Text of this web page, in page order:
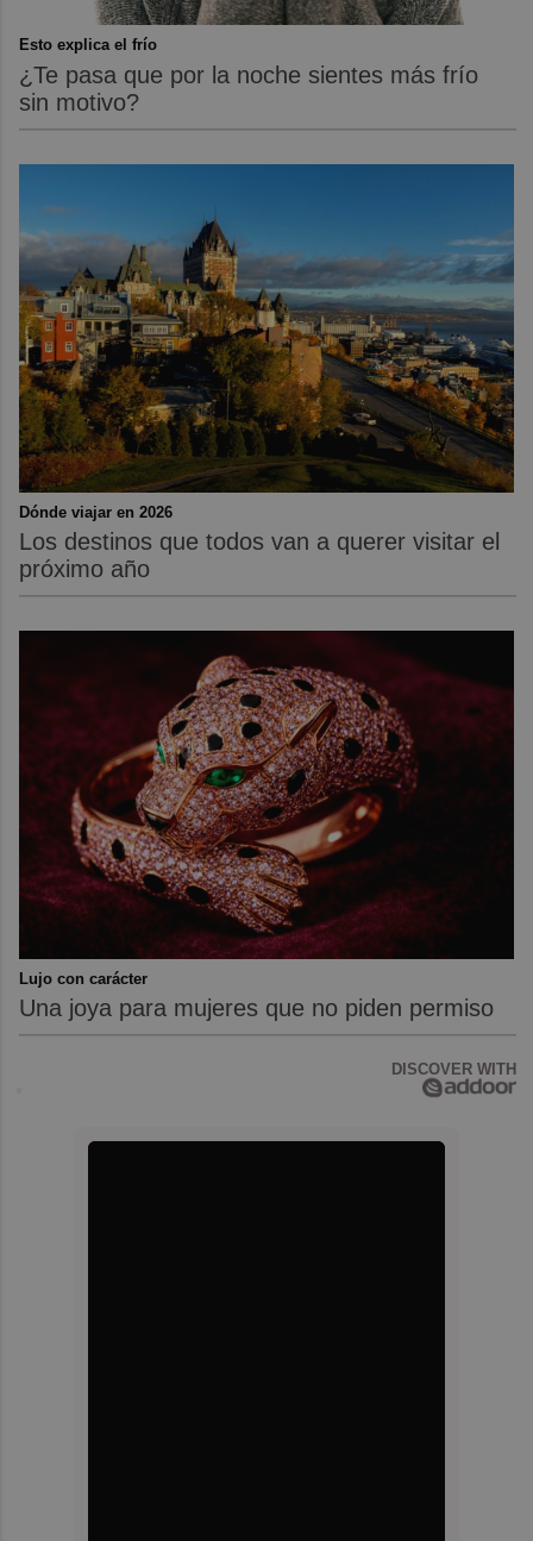
Esto explica el frío
¿Te pasa que por la noche sientes más frío
sin motivo?
Dónde viajar en 2026
Los destinos que todos van a querer visitar el
próximo año
Lujo con carácter
Una joya para mujeres que no piden permiso
DISCOVER WITH